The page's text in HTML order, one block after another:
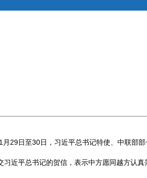
月29日至30日，习近平总书记特使、中联部
习近平总书记的贺信，表示中方愿同越方认